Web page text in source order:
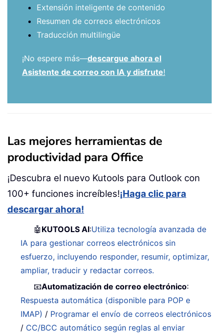
Extensión inteligente de contenido
Resumen de correos electrónicos
Traducción multilingüe
¡No espere más—descargue ahora el
Asistente de correo con IA y disfrute!
Las mejores herramientas de
productividad para Office
¡Descubra el nuevo Kutools para Outlook con
100+ funciones increíbles!¡Haga clic para
descargar ahora!
🤖 KUTOOLS AI:Utiliza tecnología avanzada de
IA para gestionar correos electrónicos sin
esfuerzo, incluyendo responder, resumir, optimizar,
ampliar, traducir y redactar correos.
📧Automatización de correo electrónico:
Respuesta automática (disponible para POP e
IMAP) / Programar el envío de correos electrónicos
/ CC/BCC automático según reglas al enviar